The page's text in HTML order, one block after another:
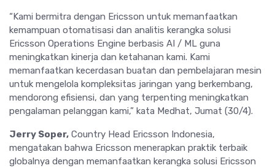
“Kami bermitra dengan Ericsson untuk memanfaatkan
kemampuan otomatisasi dan analitis kerangka solusi
Ericsson Operations Engine berbasis AI / ML guna
meningkatkan kinerja dan ketahanan kami. Kami
memanfaatkan kecerdasan buatan dan pembelajaran mesin
untuk mengelola kompleksitas jaringan yang berkembang,
mendorong efisiensi, dan yang terpenting meningkatkan
pengalaman pelanggan kami,” kata Medhat, Jumat (30/4).
Jerry Soper, Country Head Ericsson Indonesia,
mengatakan bahwa Ericsson menerapkan praktik terbaik
globalnya dengan memanfaatkan kerangka solusi Ericsson